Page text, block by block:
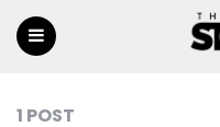
1 POST